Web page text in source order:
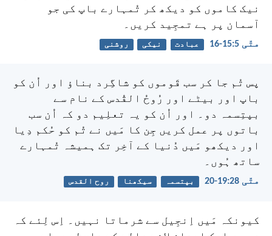
نیک کاموں کو دیکھ کر تُمہارے باپ کی جو
آسمان پر ہے تمجِید کریں۔
متّی 5:‏15-‏16 عبادت نیکی روشنی
پس تُم جا کر سب قَوموں کو شاگِرد بناؤ اور اُن کو
باپ اور بیٹے اور رُوحُ القُدس کے نام سے
بپتِسمہ دو۔ اور اُن کو یہ تعلِیم دو کہ اُن سب
باتوں پر عمل کریں جِن کا مَیں نے تُم کو حُکم دِیا
اور دیکھو مَیں دُنیا کے آخِر تک ہمیشہ تُمہارے
ساتھ ہُوں۔
متّی 28:‏19-‏20 بپتسمہ سیکھنا روح القدس
کیونکہ مَیں اِنجِیل سے شرماتا نہیں۔ اِس لِئے کہ